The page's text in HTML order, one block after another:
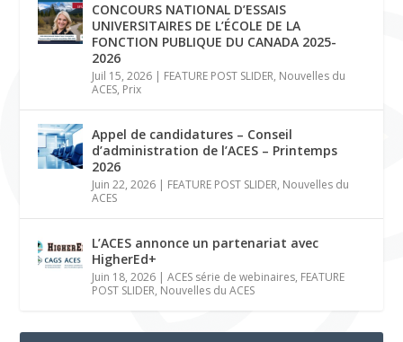
CONCOURS NATIONAL D’ESSAIS
UNIVERSITAIRES DE L’ÉCOLE DE LA
FONCTION PUBLIQUE DU CANADA 2025-
2026
Juil 15, 2026 | FEATURE POST SLIDER, Nouvelles du
ACES, Prix
Appel de candidatures – Conseil
d’administration de l’ACES – Printemps
2026
Juin 22, 2026 | FEATURE POST SLIDER, Nouvelles du
ACES
L’ACES annonce un partenariat avec
HigherEd+
Juin 18, 2026 |ACES série de webinaires, FEATURE
POST SLIDER, Nouvelles du ACES